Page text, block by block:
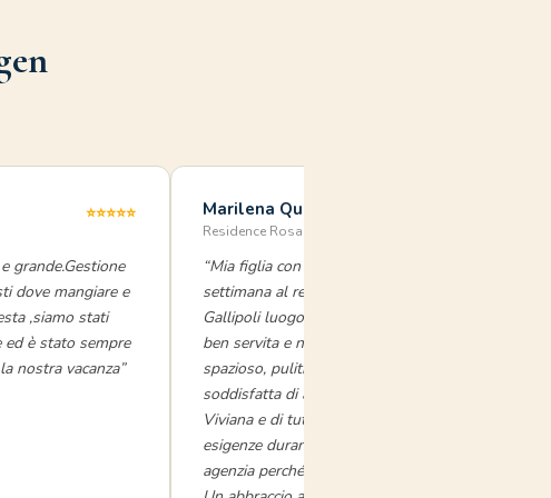
⭐⭐⭐⭐⭐
grande.Gestione
dove mangiare e
,siamo stati
ed è stato sempre
nostra vacanza”
Marilena Quercia
Residence Rosa Virginia · luglio 2025
“Mia figlia con le sue amiche ha soggiornato
settimana al residence Rosa Virginia sul
Gallipoli luogo consigliatomi da Viviana in quanto
ben servita e non periferica di Gallipoli.
spazioso, pulitissimo con tutti i comfort. Sono
soddisfatta di aver trovato la disponibilità in
Viviana e di tutto lo staff nelle richieste di
esigenze durante il soggiorno. Consiglio
agenzia perché sarete sempre seguiti nelle vostre